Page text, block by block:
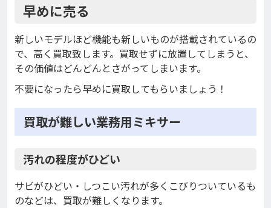
早めに売る
新しいモデルほど機能も新しいものが搭載されているの
で、高く買取致します。買取せずに放置してしまうと、
その価値はどんどんとさがってしまいます。
不要になったら早めに買取してもらいましょう！
買取が難しい業務用ミキサー
汚れの程度がひどい
サビがひどい・しつこい汚れが多くこびりついているも
のなどは、買取が難しくなります。